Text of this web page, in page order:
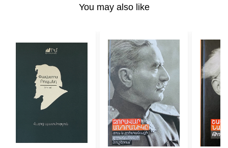
You may also like